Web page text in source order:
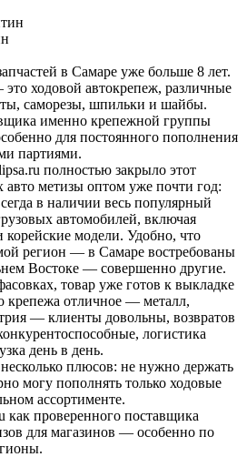
в Самаре уже больше 8 лет.
ходовой автокрепеж, различные
саморезы, шпильки и шайбы.
именно крепежной группы
для постоянного пополнения
партиями.
полностью закрыло этот
авто метизы оптом уже почти год:
в наличии весь популярный
автомобилей, включая
корейские модели. Удобно, что
регион — в Самаре востребованы
Востоке — совершенно другие.
товар уже готов к выкладке
крепежа отличное — металл,
— клиенты довольны, возвратов
логистика
день в день.
плюсов: не нужно держать
могу пополнять только ходовые
ассортименте.
проверенного поставщика
для магазинов — особенно по